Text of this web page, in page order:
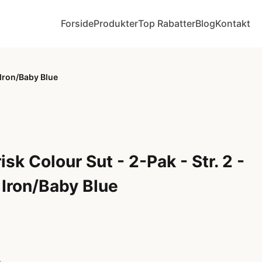
ForsideProdukterTop RabatterBlogKontakt
Baby Blue
Colour Sut - 2-Pak - Str. 2 -
Baby Blue